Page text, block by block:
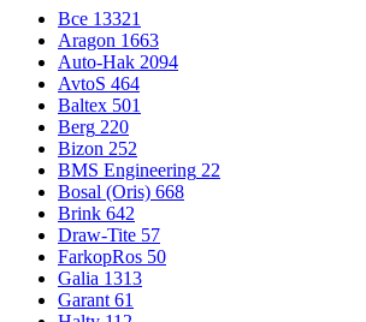
Все 13321
Aragon 1663
Auto-Hak 2094
AvtoS 464
Baltex 501
Berg 220
Bizon 252
BMS Engineering 22
Bosal (Oris) 668
Brink 642
Draw-Tite 57
FarkopRos 50
Galia 1313
Garant 61